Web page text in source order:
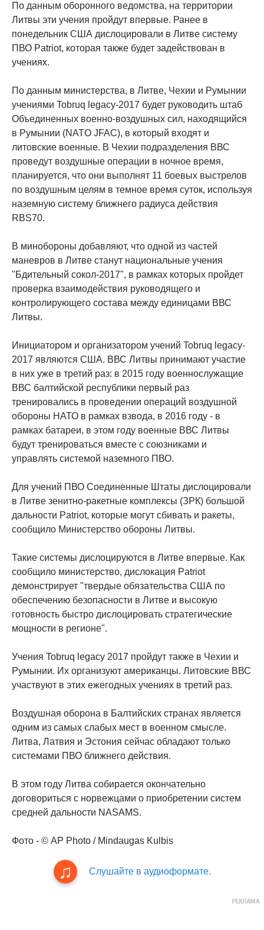
По данным оборонного ведомства, на территории
Литвы эти учения пройдут впервые. Ранее в
понедельник США дислоцировали в Литве систему
ПВО Patriot, которая также будет задействован в
учениях.
По данным министерства, в Литве, Чехии и Румынии
учениями Tobruq legacy-2017 будет руководить штаб
Объединенных военно-воздушных сил, находящийся
в Румынии (NATO JFAC), в который входят и
литовские военные. В Чехии подразделения ВВС
проведут воздушные операции в ночное время,
планируется, что они выполнят 11 боевых выстрелов
по воздушным целям в темное время суток, используя
наземную систему ближнего радиуса действия
RBS70.
В минобороны добавляют, что одной из частей
маневров в Литве станут национальные учения
"Бдительный сокол-2017", в рамках которых пройдет
проверка взаимодействия руководящего и
контролирующего состава между единицами ВВС
Литвы.
Инициатором и организатором учений Tobruq legacy-
2017 являются США. ВВС Литвы принимают участие
в них уже в третий раз: в 2015 году военнослужащие
ВВС балтийской республики первый раз
тренировались в проведении операций воздушной
обороны НАТО в рамках взвода, в 2016 году - в
рамках батареи, в этом году военные ВВС Литвы
будут тренироваться вместе с союзниками и
управлять системой наземного ПВО.
Для учений ПВО Соединенные Штаты дислоцировали
в Литве зенитно-ракетные комплексы (ЗРК) большой
дальности Patriot, которые могут сбивать и ракеты,
сообщило Министерство обороны Литвы.
Такие системы дислоцируются в Литве впервые. Как
сообщило министерство, дислокация Patriot
демонстрирует "твердые обязательства США по
обеспечению безопасности в Литве и высокую
готовность быстро дислоцировать стратегические
мощности в регионе".
Учения Tobruq legacy 2017 пройдут также в Чехии и
Румынии. Их организуют американцы. Литовские ВВС
участвуют в этих ежегодных учениях в третий раз.
Воздушная оборона в Балтийских странах является
одним из самых слабых мест в военном смысле.
Литва, Латвия и Эстония сейчас обладают только
системами ПВО ближнего действия.
В этом году Литва собирается окончательно
договориться с норвежцами о приобретении систем
средней дальности NASAMS.
Фото - © AP Photo / Mindaugas Kulbis
Слушайте в аудиоформате.